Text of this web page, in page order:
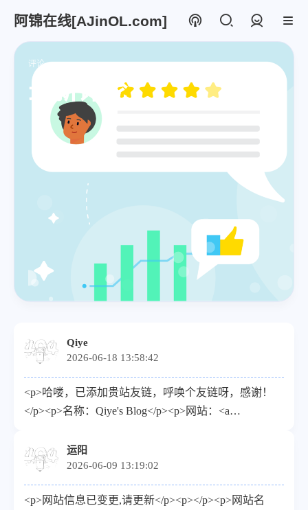
阿锦在线[AJinOL.com]
登录
评论
最新评论
Qiye
2026-06-18 13:58:42
<p>哈喽，已添加贵站友链，呼唤个友链呀，感谢！
</p><p>名称：Qiye's Blog</p><p>网站：<a
href="https://qiyec.site">https://qiyec.site</a></p><p>图
标：<a target="_blank"
href="https://qiyec.site/upload/favicon-
2.png">https://qiyec.site/upload/favicon-2.png</a></p><p>
运阳
2026-06-09 13:19:02
<p>网站信息已变更,请更新</p><p></p><p>网站名